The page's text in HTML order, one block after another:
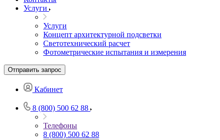
Услуги
Услуги
Концепт архитектурной подсветки
Светотехнический расчет
Фотометрические испытания и измерения
Отправить запрос
Кабинет
8 (800) 500 62 88
Телефоны
8 (800) 500 62 88